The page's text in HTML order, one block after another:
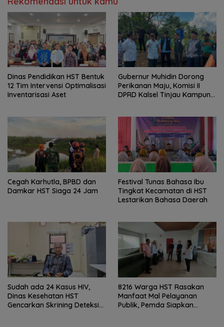
Dinas Pendidikan HST Bentuk
12 Tim Intervensi Optimalisasi
Inventarisasi Aset
Gubernur Muhidin Dorong
Perikanan Maju, Komisi II
DPRD Kalsel Tinjau Kampung
Cegah Karhutla, BPBD dan
Damkar HST Siaga 24 Jam
Festival Tunas Bahasa Ibu
Tingkat Kecamatan di HST
Lestarikan Bahasa Daerah
Sudah ada 24 Kasus HIV,
Dinas Kesehatan HST
Gencarkan Skrining Deteksi
8216 Warga HST Rasakan
Manfaat Mal Pelayanan
Publik, Pemda Siapkan